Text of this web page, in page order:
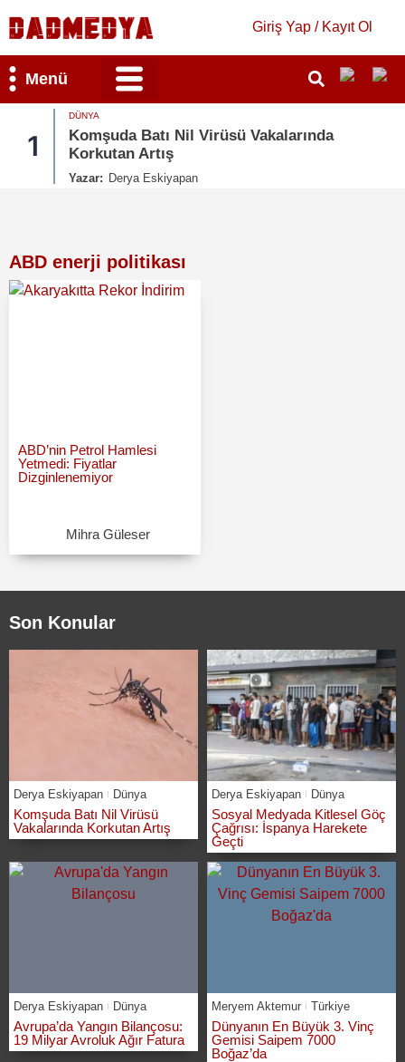
Giriş Yap / Kayıt Ol
Menü
Batı Nil Virüsü Vakalarında
Artış
Derya Eskiyapan
2
Sosyal
ABD enerji politikası
ABD’nin Petrol Hamlesi
Yetmedi: Fiyatlar
Dizginlenemiyor
Mihra Güleser
Son Konular
Derya Eskiyapan Dünya
Komşuda Batı Nil Virüsü
Vakalarında Korkutan Artış
Derya Eskiyapan Dünya
Sosyal Medyada Kitlesel Göç
Çağrısı: İspanya Harekete
Geçti
Derya Eskiyapan Dünya
Avrupa’da Yangın Bilançosu:
19 Milyar Avroluk Ağır Fatura
Meryem Aktemur Türkiye
Dünyanın En Büyük 3. Vinç
Gemisi Saipem 7000
Boğaz’da